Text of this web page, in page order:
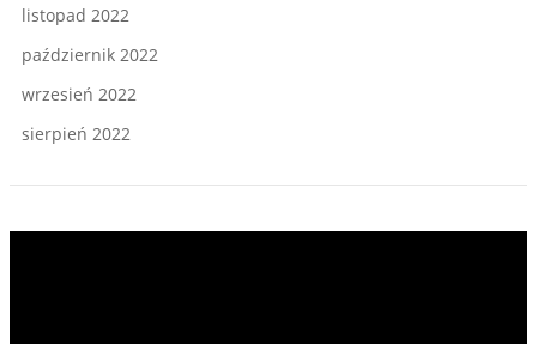
listopad 2022
październik 2022
wrzesień 2022
sierpień 2022